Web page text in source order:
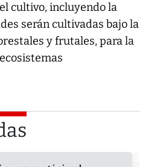
cultivo, incluyendo la
serán cultivadas bajo la
y frutales, para la